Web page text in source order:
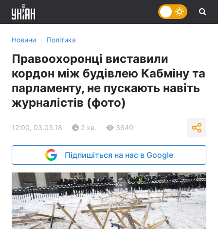
Новини › Політика
Правоохоронці виставили
кордон між будівлею Кабміну та
парламенту, не пускають навіть
журналістів (фото)
12:00, 03.03.18 2 хв. 3640
Підпишіться на нас в Google